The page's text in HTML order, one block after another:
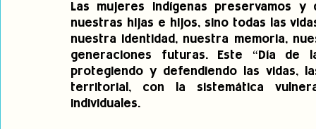
jóvenes indígenas Incidencias incidencia
Las mujeres indígenas preservamos
nuestras hijas e hijos, sino todas las
nuestra identidad, nuestra memoria,
generaciones futuras. Este “Día
protegiendo y defendiendo las vidas,
territorial, con la sistemática
individuales.